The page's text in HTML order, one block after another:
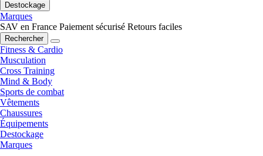
Destockage
Marques
SAV en France Paiement sécurisé Retours faciles
Rechercher
Fitness & Cardio
Musculation
Cross Training
Mind & Body
Sports de combat
Vêtements
Chaussures
Équipements
Destockage
Marques